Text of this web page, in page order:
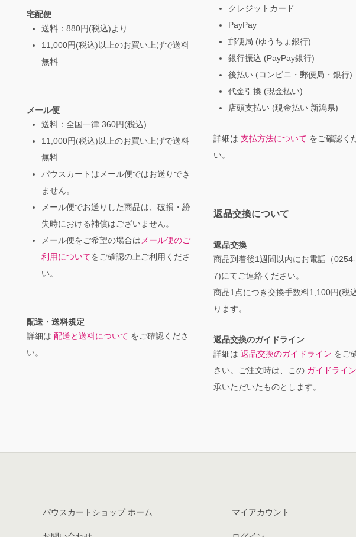
宅配便
送料：880円(税込)より
11,000円(税込)以上のお買い上げで送料
無料
メール便
送料：全国一律 360円(税込)
11,000円(税込)以上のお買い上げで送料
無料
パウスカートはメール便ではお送りでき
ません。
メール便でお送りした商品は、破損・紛
失時における補償はございません。
メール便をご希望の場合はメール便のご
利用についてをご確認の上ご利用くださ
い。
配送・送料規定
詳細は 配送と送料について をご確認くださ
い。
クレジットカード
PayPay
郵便局 (ゆうちょ銀行)
銀行振込 (PayPay銀行)
後払い (コンビニ・郵便局・銀行)
代金引換 (現金払い)
店頭支払い (現金払い 新潟県)
詳細は 支払方法について をご確認く
い。
返品交換について
返品交換
商品到着後1週間以内にお電話（
7)にてご連絡ください。
商品1点につき交換手数料1,100円(税
ります。
返品交換のガイドライン
詳細は 返品交換のガイドライン をご
さい。ご注文時は、この ガイドライン
承いただいたものとします。
パウスカートショップ ホーム マイアカウント